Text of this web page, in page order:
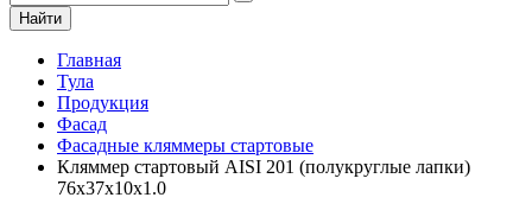
Найти
Главная
Тула
Продукция
Фасад
Фасадные кляммеры стартовые
Кляммер стартовый AISI 201 (полукруглые лапки)
76х37х10x1.0